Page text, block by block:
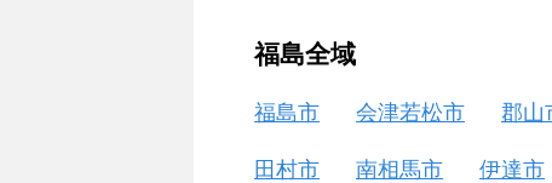
福島全域
福島市 会津若松市 郡山
田村市 南相馬市 伊達市